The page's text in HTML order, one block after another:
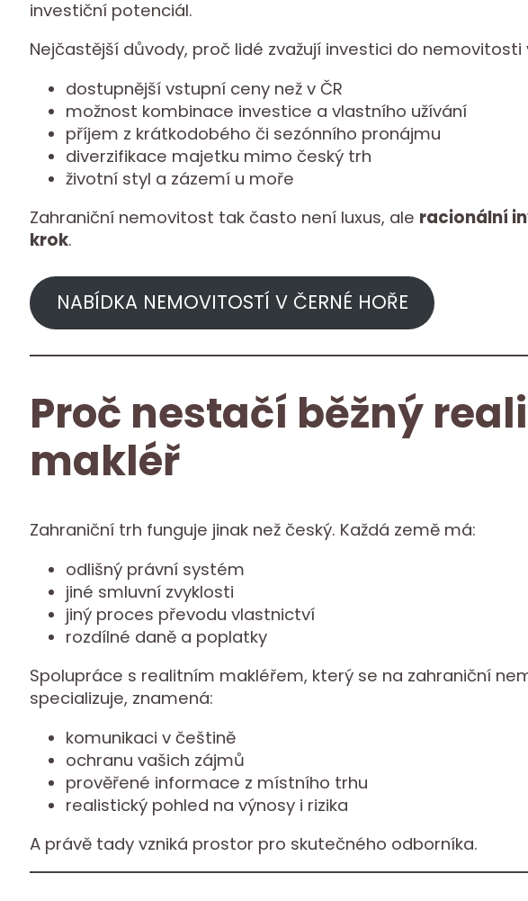
investiční potenciál.
Nejčastější důvody, proč lidé zvažují investici do nemovitosti
dostupnější vstupní ceny než v ČR
možnost kombinace investice a vlastního užívání
příjem z krátkodobého či sezónního pronájmu
diverzifikace majetku mimo český trh
životní styl a zázemí u moře
Zahraniční nemovitost tak často není luxus, ale racionální
krok.
NABÍDKA NEMOVITOSTÍ V ČERNÉ HOŘE
Proč nestačí běžný
makléř
Zahraniční trh funguje jinak než český. Každá země má:
odlišný právní systém
jiné smluvní zvyklosti
jiný proces převodu vlastnictví
rozdílné daně a poplatky
Spolupráce s realitním makléřem, který se na zahraniční
specializuje, znamená:
komunikaci v češtině
ochranu vašich zájmů
prověřené informace z místního trhu
realistický pohled na výnosy i rizika
A právě tady vzniká prostor pro skutečného odborníka.